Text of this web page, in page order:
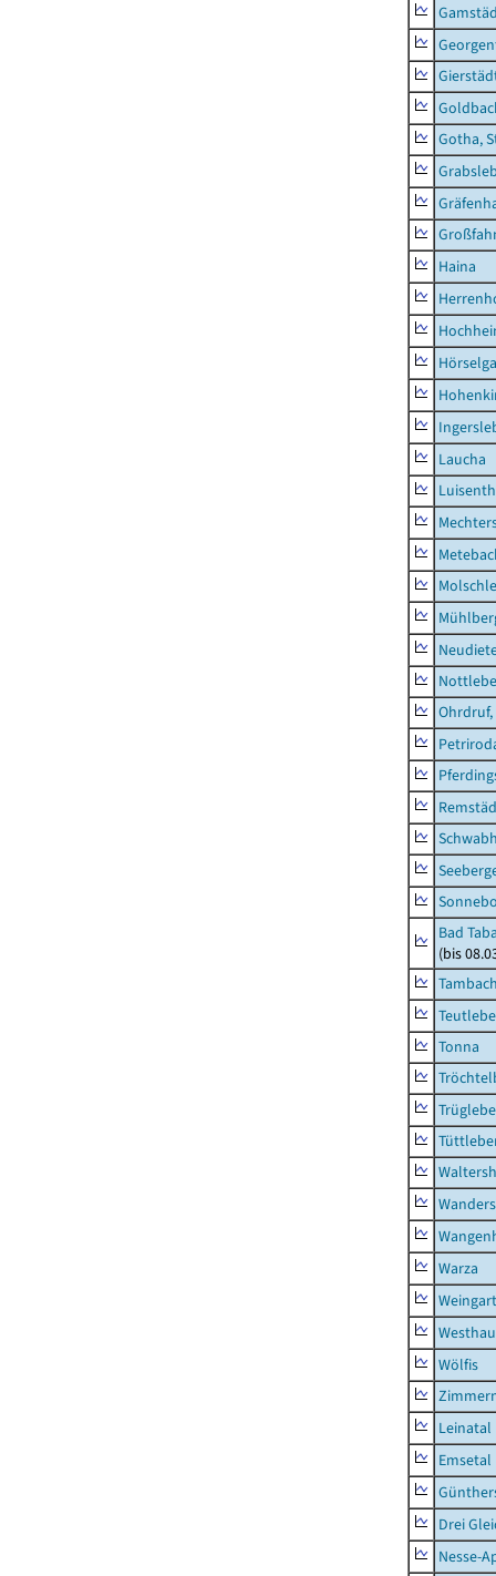
Gotha,
Haina
Laucha
Bad
(bis
Tonna
Warza
Wölfis
Leinatal
Emsetal
Drei
Nesse-